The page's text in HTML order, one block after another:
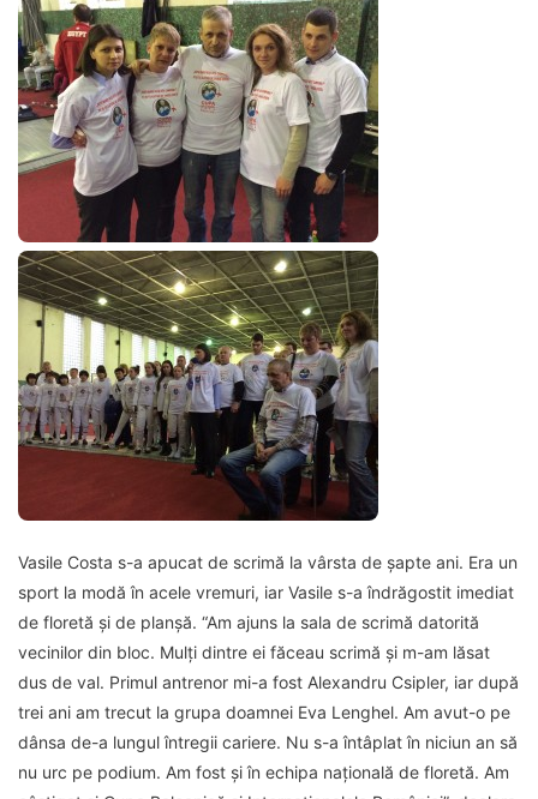
Vasile Costa s-a apucat de scrimă la vârsta de şapte ani. Era un
sport la modă în acele vremuri, iar Vasile s-a îndrăgostit imediat
de floretă şi de planşă. “Am ajuns la sala de scrimă datorită
vecinilor din bloc. Mulţi dintre ei făceau scrimă şi m-am lăsat
dus de val. Primul antrenor mi-a fost Alexandru Csipler, iar după
trei ani am trecut la grupa doamnei Eva Lenghel. Am avut-o pe
dânsa de-a lungul întregii cariere. Nu s-a întâplat în niciun an să
nu urc pe podium. Am fost şi în echipa naţională de floretă. Am